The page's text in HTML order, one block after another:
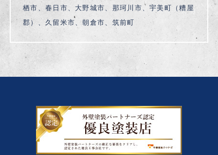
栖市、春日市、大野城市、那珂川市、宇美町（糟屋
郡）、久留米市、朝倉市、筑前町